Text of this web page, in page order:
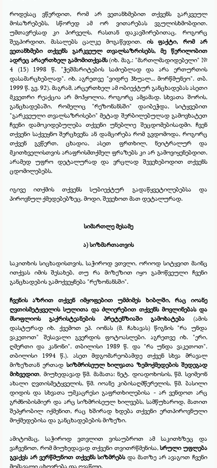
როდესაც ვწერდით, რომ არ ვეთანხმებით თქვენს გარკვეულ
მოსაზრებებს, სწორედ ამ ორ ვითარებას ვგულისხმობდით.
უმთავრესად კი პირველს, რასთან დაკავშირებითაც, როგორც
შეგპირდით, მასალებს ცალკე მოგაწვდით.
ის ფაქტი, რომ არ
ვეთანხმები თქვენს გარკვეულ თვალსაზრისებს, მე წერილობით
ადრეც არაერთხელ გამომითქვამს (იხ. მაგ.: "მართლმადიდებელი" №
4 (15) 1998 წ.
"ჭეშმარიტების საძიებლად და არა ერთურთის
დასამარცხებლად". იხ. აგრეთვე "ვიდრე ჰხუალ... მორწმუნეო". თბ.
1999 წ. გვ. 92). მაგრამ, არცერთხელ ამ ობიექტურ განცხადებას ასეთი
მკვეთრი რეაქცია არ მოჰყოლია, როგორც ამჟამად. სხვათა შორის,
განცხადებაში, რომელიც "რეზონანსში" დაიბეჭდა, სიტყვებით
"გარკვეული თვალსაზრისები" მეტად შერბილებულად გამოვხატეთ
ჩვენი დამოკიდებულება თქვენი უნებლიე შეცდომებისადმი. ჩვენ
თქვენი საქვეყნო შერცხვენა ან დამცირება რომ გვდომოდა, როგორც
თქვენ გვწერთ, ცხადია, ასეთ ფრთხილ, ნეიტრალურ და
მკითხველისთვის არაფრისმთქმელ ფრაზებს კი არ გამოვიყენებდით,
არამედ უფრო დეტალურად და ვრცლად შევეხებოდით თქვენს
ცდომილებებს.
იგივე ითქმის თქვენს სუბიექტურ გადაწყვეტილებებსა და
პიროვნულ ქმედებებზეც. მოდი, შევეხოთ მათ დეტალურად.
სიმართლე მესამე
ა) სიზმართათვის
საკითხის სიცხადისთვის, საჭიროდ ვთვლი, ორიოდ სიტყვით მაინც
ითქვას იმის შესახებ, თუ რა მიზეზით იყო გამოწვეული ჩვენი
განცხადების გამოქვეყნება "რეზონანსში".
ჩვენის აზრით თქვენ იმყოფებით უმძიმეს ხიბლში, რაც იოანე
ღვთისმეტყველის სულითა და ძლიერებით თქვენს მოვლინებას და
მსოფლიოს გაქრისტეანების პრეტენზიაში გამოხატება
(ამის
დასტურად იხ. ქვემოთ ეპ. იონას (მ. ჩახავას) წიგნის "რა უნდა
ვაკეთოთ" შესავალი გვერდის ფოტოასლები. აგრეთვე იხ. "ერი,
ღმერთი და კანონი". თბილისი 1989 წ. და "რა უნდა ვაკეთოთ".
თბილისი 1994 წ.). ასეთ მდგომარეობამდე თქვენ სხვა მრავალ
მიზეზთან ერთად სიზმრისეულ ხილვათა ზემოქმედების შედეგად
მიხვედით, მიუხედავად წმ. მამათა: ნეტ. დიადოხოსის, წმ. სვიმეონ
ახალი ღვთისმეტყველის, წმ. იოანე კიბისაღმწერელის, წმ. ბასილი
დიდის და სხვათა უმკაცრესი გაფრთხილებისა - არ ვენდოთ არც
გრძნობისმიერ და არც სიზმრისეულ ხილვებს, სამწუხაროდ, მათით
შეპყრობილ იქმენით, რაც ხშირად ხდება თქვენი ერთპიროვნული
მოქმედებისა და განცხადებების მიზეზი.
ამიტომაც, საჭიროდ ვთვლით ვისაუბროთ ამ საკითხზეც და
ვაჩვენოთ, რომ მიუხედავად თქვენი თვითრწმენისა, სრული უფლება
გვაქვს არ ვერწმუნოთ თქვენს სიზმრებს და მათზე არ ავაგოთ ჩვენი
მომავალი ცხოვრება და ღვაწლი.